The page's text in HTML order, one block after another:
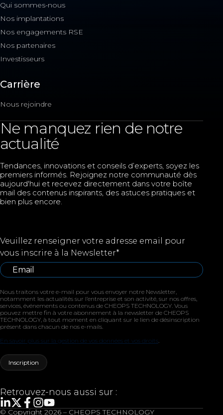
Qui sommes-nous
Nos implantations
Nos engagements RSE
Nos partenaires
Investisseurs
Carrière
Nous rejoindre
Ne manquez rien de notre
actualité
Tendances, innovations et conseils d’experts, soyez les
premiers informés. Rejoignez notre communauté dès
aujourd'hui et recevez directement dans votre boîte
mail des contenus inspirants, des astuces pratiques et
bien plus encore.
Veuillez renseigner votre adresse email pour
vous inscrire à la Newsletter*
Nous traitons votre e-mail pour vous envoyer notre Newsletter,
notamment les actualités sur l’entreprise et son activité, sur nos offres,
services, événements ou contenus de CHEOPS TECHNOLOGY. Vous
pouvez mettre fin à votre abonnement à la newsletter de CHEOPS
TECHNOLOGY, à tout moment en cliquant sur le lien de désinscription
présent dans chacun de nos e-mails.
En savoir plus sur la gestion de vos données et vos droits.
Retrouvez-nous aussi sur :
© Copyright 2026 – CHEOPS TECHNOLOGY